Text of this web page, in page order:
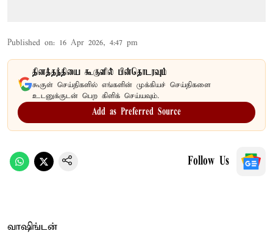
Published on: 16 Apr 2026, 4:47 pm
தினத்தந்தியை கூகுளில் பின்தொடரவும்
கூகுள் செய்திகளில் எங்களின் முக்கியச் செய்திகளை
உடனுக்குடன் பெற கிளிக் செய்யவும்.
Add as Preferred Source
Follow Us
வாஷிங்டன்